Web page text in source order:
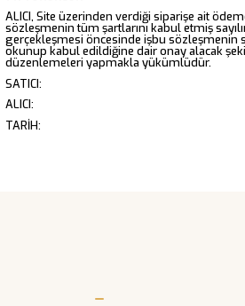
ALICI, Site üzerinden verdiği siparişe ait
sözleşmenin tüm şartlarını kabul etmiş
gerçekleşmesi öncesinde işbu sözleşmenin
okunup kabul edildiğine dair onay alacak
düzenlemeleri yapmakla yükümlüdür.
SATICI:
ALICI:
TARİH: